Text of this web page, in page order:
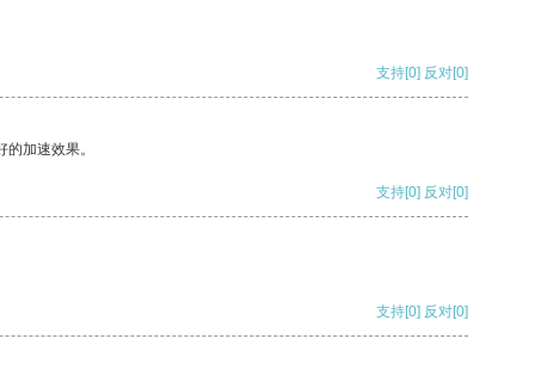
支持[0] 反对[0]
加速效果。
支持[0] 反对[0]
支持[0] 反对[0]